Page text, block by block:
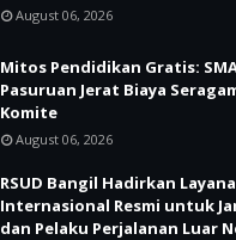
August 06, 2026
Mitos Pendidikan Gratis:
Pasuruan Jerat Biaya
Komite
August 06, 2026
RSUD Bangil Hadirkan
Internasional Resmi untuk
dan Pelaku Perjalanan Luar